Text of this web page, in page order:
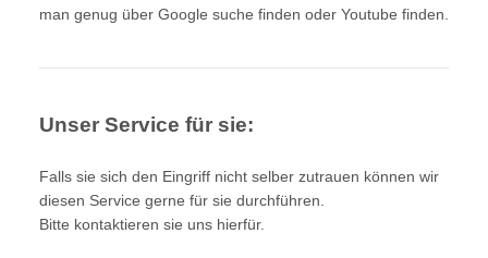
man genug über Google suche finden oder Youtube finden.
Unser Service für sie:
Falls sie sich den Eingriff nicht selber zutrauen können wir
diesen Service gerne für sie durchführen.
Bitte kontaktieren sie uns hierfür.